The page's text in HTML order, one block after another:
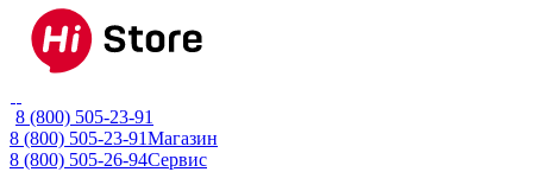
8 (800) 505-23-91
8 (800) 505-23-91Магазин
8 (800) 505-26-94Сервис